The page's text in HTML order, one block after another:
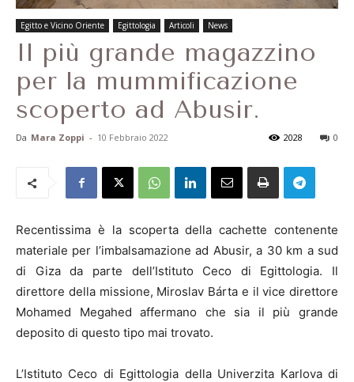
Egitto e Vicino Oriente Egittologia Articoli News
Il più grande magazzino
per la mummificazione
scoperto ad Abusir.
Da Mara Zoppi - 10 Febbraio 2022 0
2028
Recentissima è la scoperta della cachette contenente
materiale per l’imbalsamazione ad Abusir, a 30 km a sud
di Giza da parte dell’Istituto Ceco di Egittologia. Il
direttore della missione, Miroslav Bárta e il vice direttore
Mohamed Megahed affermano che sia il più grande
deposito di questo tipo mai trovato.
L’Istituto Ceco di Egittologia della Univerzita Karlova di